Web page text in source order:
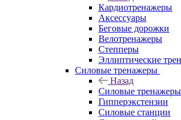
Кардиотренажеры
Аксессуары
Беговые дорожки
Велотренажеры
Степперы
Эллиптические
Силовые тренажеры
Назад
Силовые тренажеры
Гипперэкстензии
Силовые станции